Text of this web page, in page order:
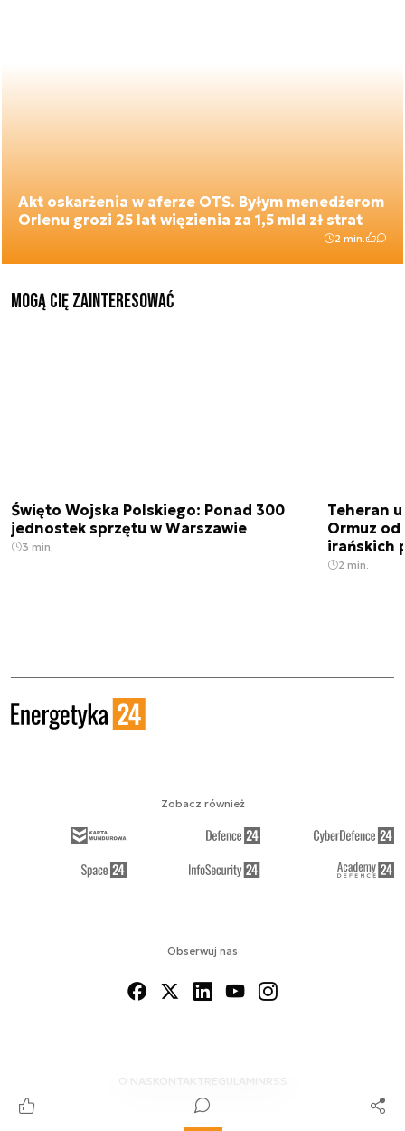
Akt oskarżenia w aferze OTS. Byłym menedżerom
Orlenu grozi 25 lat więzienia za 1,5 mld zł strat
2 min.
Mogą Cię zainteresować
Święto Wojska Polskiego: Ponad 300
jednostek sprzętu w Warszawie
3 min.
Teheran
Ormuz
irańskich
2 min.
Obserwuj nas
O NAS KONTAKTREGULAMINRSS
Zobacz również